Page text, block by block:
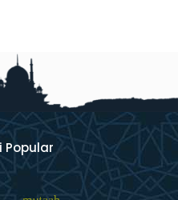
Popular